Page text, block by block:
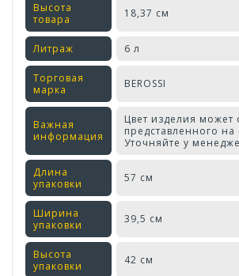
Высота
товара
18,37 см
Литраж 6 л
Торговая
марка
BEROSSI
Важная
информация
Цвет изделия может
представленного на
Уточняйте у
Длина
упаковки
57 см
Ширина
упаковки
39,5 см
Высота
упаковки
42 см